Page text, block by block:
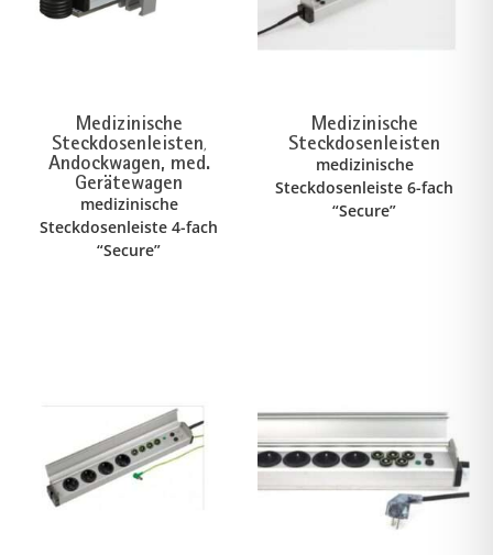
Medizinische
Steckdosenleisten,
Andockwagen, med.
Gerätewagen
medizinische
Steckdosenleiste 4-fach
“Secure”
Medizinische
Steckdosenleisten
medizinische
Steckdosenleiste 6-fach
“Secure”